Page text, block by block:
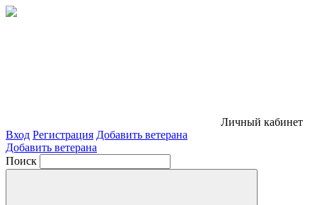
Личный кабинет
Вход Регистрация Добавить ветерана
Добавить ветерана
Поиск